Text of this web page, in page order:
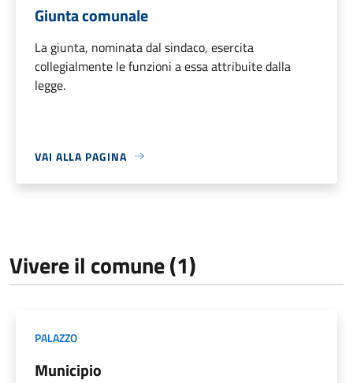
Giunta comunale
La giunta, nominata dal sindaco, esercita
collegialmente le funzioni a essa attribuite dalla
legge.
VAI ALLA PAGINA
Vivere il comune (1)
PALAZZO
Municipio